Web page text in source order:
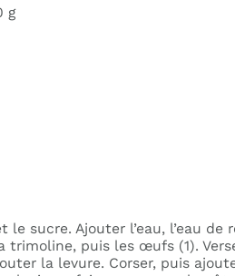
g
sucre. Ajouter l’eau, l’eau de
trimoline, puis les œufs (1).
la levure. Corser, puis